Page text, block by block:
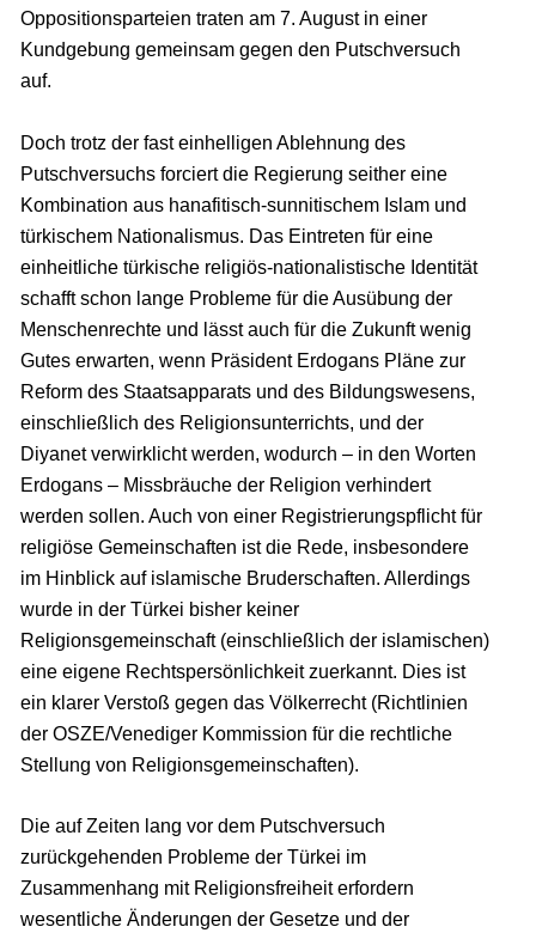
Oppositionsparteien traten am 7. August in einer
Kundgebung gemeinsam gegen den Putschversuch
auf.
Doch trotz der fast einhelligen Ablehnung des
Putschversuchs forciert die Regierung seither eine
Kombination aus hanafitisch-sunnitischem Islam und
türkischem Nationalismus. Das Eintreten für eine
einheitliche türkische religiös-nationalistische Identität
schafft schon lange Probleme für die Ausübung der
Menschenrechte und lässt auch für die Zukunft wenig
Gutes erwarten, wenn Präsident Erdogans Pläne zur
Reform des Staatsapparats und des Bildungswesens,
einschließlich des Religionsunterrichts, und der
Diyanet verwirklicht werden, wodurch – in den Worten
Erdogans – Missbräuche der Religion verhindert
werden sollen. Auch von einer Registrierungspflicht für
religiöse Gemeinschaften ist die Rede, insbesondere
im Hinblick auf islamische Bruderschaften. Allerdings
wurde in der Türkei bisher keiner
Religionsgemeinschaft (einschließlich der islamischen)
eine eigene Rechtspersönlichkeit zuerkannt. Dies ist
ein klarer Verstoß gegen das Völkerrecht (Richtlinien
der OSZE/Venediger Kommission für die rechtliche
Stellung von Religionsgemeinschaften).
Die auf Zeiten lang vor dem Putschversuch
zurückgehenden Probleme der Türkei im
Zusammenhang mit Religionsfreiheit erfordern
wesentliche Änderungen der Gesetze und der